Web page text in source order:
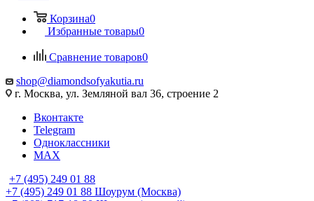
Корзина0
Избранные товары0
Сравнение товаров0
shop@diamondsofyakutia.ru
г. Москва, ул. Земляной вал 36, строение 2
Вконтакте
Telegram
Одноклассники
MAX
+7 (495) 249 01 88
+7 (495) 249 01 88 Шоурум (Москва)